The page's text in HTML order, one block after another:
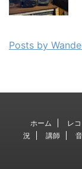
Posts by
ホーム レ
況
講師